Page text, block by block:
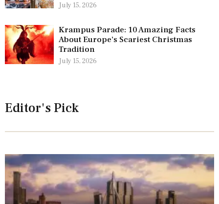
July 15, 2026
Krampus Parade: 10 Amazing Facts
About Europe’s Scariest Christmas
Tradition
July 15, 2026
Editor's Pick